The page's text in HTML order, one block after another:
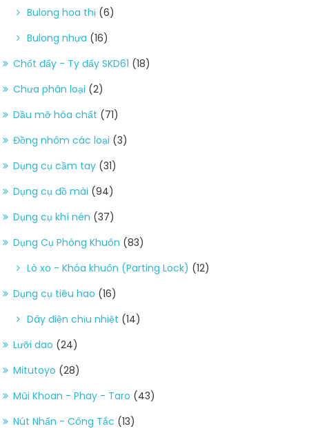
Bulong hoa thị (6)
Bulong nhựa (16)
Chốt đẩy - Ty đẩy SKD61 (18)
Chưa phân loại (2)
Dầu mỡ hóa chất (71)
Đồng nhôm các loại (3)
Dụng cụ cầm tay (31)
Dụng cụ đồ mài (94)
Dụng cụ khí nén (37)
Dụng Cụ Phòng Khuôn (83)
Lò xo - Khóa khuôn (Parting Lock) (12)
Dụng cụ tiêu hao (16)
Dây điện chịu nhiệt (14)
Lưỡi dao (24)
Mitutoyo (28)
Mũi Khoan - Phay - Taro (43)
Nút Nhấn - Công Tắc (13)